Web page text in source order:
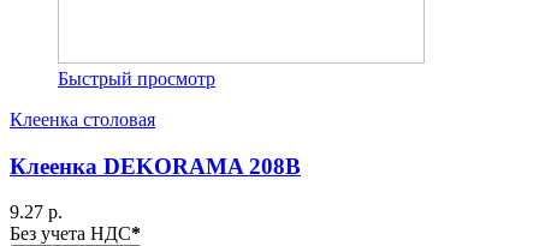
Быстрый просмотр
Клеенка столовая
Клеенка DEKORAMA 208B
9.27 р.
Без учета НДС*